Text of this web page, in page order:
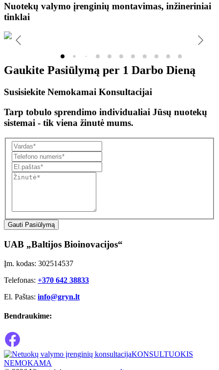
Nuotekų valymo įrenginių montavimas, inžineriniai
tinklai
Gaukite Pasiūlymą per 1 Darbo Dieną
Susisiekite Nemokamai Konsultacijai
Tarp tobulo sprendimo individualiai Jūsų nuotekų
sistemai - tik viena žinutė mums.
Gauti Pasiūlymą
UAB „Baltijos Bioinovacijos“
Įm. kodas: 302514537
Telefonas: +370 642 38833
El. Paštas: info@gryn.lt
Bendraukime:
KONSULTUOKIS
NEMOKAMA